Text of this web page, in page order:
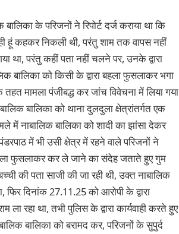
के परिजनों ने रिपोर्ट दर्ज कराया था कि
हूं कहकर निकली थी, परंतु शाम तक वापस नहीं
था, परंतु कहीं पता नहीं चलने पर, उनके द्वारा
बालिका को किसी के द्वारा बहला फुसलाकर भगा
मामला पंजीबद्ध कर जांच विवेचना में लिया गया
बालिका को थाना दुलदुला क्षेत्रांतर्गत एक
में नाबालिक बालिका को शादी का झांसा देकर
में भी उसी क्षेत्र में रहने वाले परिजनों ने
फुसलाकर कर ले जाने का संदेह जताते हुए गुम
की पता साजी की जा रही थी, उक्त नाबालिक
फिर दिनांक 27.11.25 को आरोपी के द्वारा
रहा था, तभी पुलिस के द्वारा कार्यवाही करते हुए
बालिका को बरामद कर, परिजनों के सुपुर्द